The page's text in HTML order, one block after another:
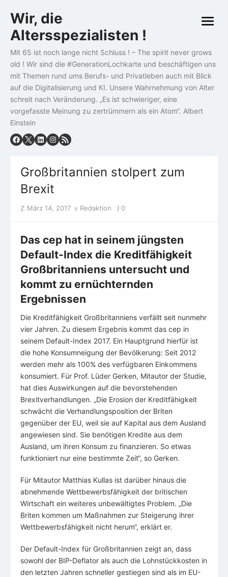
to
content
Wir, die
Altersspezialisten !
Mit 65 ist noch lange nicht Schluss ! – The spirit never grows
old ! Wir sind die #GenerationLochkarte und beschäftigen uns
mit Themen rund ums Berufs- und Privatleben auch mit Blick
auf die Digitalisierung und KI. Unsere Wahrnehmung von Alter
schreit nach Veränderung. „Es ist schwieriger, eine
vorgefasste Meinung zu zertrümmern als ein Atom“. Albert
Einstein
open
Großbritannien stolpert zum
Brexit
Posted
März 14, 2017 Author
Redaktion 0
Das cep hat in seinem jüngsten
Default-Index die Kreditfähigkeit
Großbritanniens untersucht und
kommt zu ernüchternden
Ergebnissen
Die Kreditfähigkeit Großbritanniens verfällt seit nunmehr
vier Jahren. Zu diesem Ergebnis kommt das cep in
seinem Default-Index 2017. Ein Hauptgrund hierfür ist
die hohe Konsumneigung der Bevölkerung: Seit 2012
werden mehr als 100% des verfügbaren Einkommens
konsumiert. Für Prof. Lüder Gerken, Mitautor der Studie,
hat dies Auswirkungen auf die bevorstehenden
Brexitverhandlungen. „Die Erosion der Kreditfähigkeit
schwächt die Verhandlungsposition der Briten
gegenüber der EU, weil sie auf Kapital aus dem Ausland
angewiesen sind. Sie benötigen Kredite aus dem
Ausland, um ihren Konsum zu finanzieren. So etwas
funktioniert nur eine bestimmte Zeit“, so Gerken.
Für Mitautor Matthias Kullas ist darüber hinaus die
abnehmende Wettbewerbsfähigkeit der britischen
Wirtschaft ein weiteres unbewältigtes Problem. „Die
Briten kommen um Maßnahmen zur Steigerung ihrer
Wettbewerbsfähigkeit nicht herum“, erklärt er.
Der Default-Index für Großbritannien zeigt an, dass
sowohl der BIP-Deflator als auch die Lohnstückkosten in
den letzten Jahren schneller gestiegen sind als im EU-